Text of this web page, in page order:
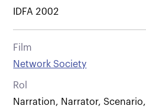
IDFA 2002
Film
Network Society
Rol
Narration, Narrator,